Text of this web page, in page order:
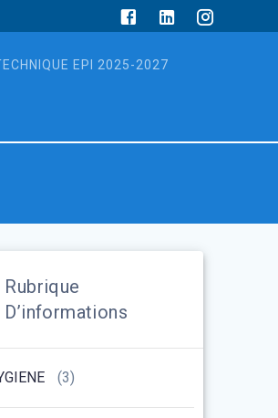
EPI 2025-2027
Rubrique
D’informations
(3)